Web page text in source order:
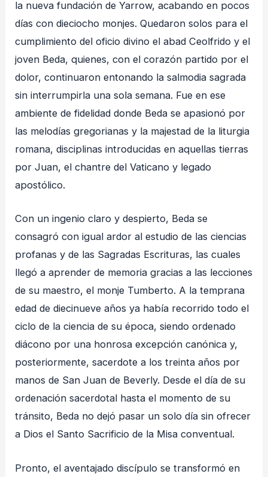
la nueva fundación de Yarrow, acabando en pocos
días con dieciocho monjes. Quedaron solos para el
cumplimiento del oficio divino el abad Ceolfrido y el
joven Beda, quienes, con el corazón partido por el
dolor, continuaron entonando la salmodia sagrada
sin interrumpirla una sola semana. Fue en ese
ambiente de fidelidad donde Beda se apasionó por
las melodías gregorianas y la majestad de la liturgia
romana, disciplinas introducidas en aquellas tierras
por Juan, el chantre del Vaticano y legado
apostólico.
Con un ingenio claro y despierto, Beda se
consagró con igual ardor al estudio de las ciencias
profanas y de las Sagradas Escrituras, las cuales
llegó a aprender de memoria gracias a las lecciones
de su maestro, el monje Tumberto. A la temprana
edad de diecinueve años ya había recorrido todo el
ciclo de la ciencia de su época, siendo ordenado
diácono por una honrosa excepción canónica y,
posteriormente, sacerdote a los treinta años por
manos de San Juan de Beverly. Desde el día de su
ordenación sacerdotal hasta el momento de su
tránsito, Beda no dejó pasar un solo día sin ofrecer
a Dios el Santo Sacrificio de la Misa conventual.
Pronto, el aventajado discípulo se transformó en